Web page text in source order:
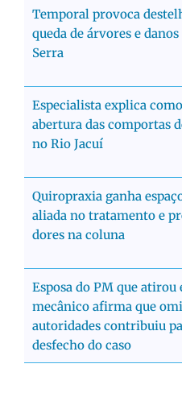
Temporal provoca
queda de árvores e
Serra
Especialista explica
abertura das comportas
no Rio Jacuí
Quiropraxia ganha
aliada no tratamento e
dores na coluna
Esposa do PM que atirou
mecânico afirma que
autoridades contribuiu
desfecho do caso